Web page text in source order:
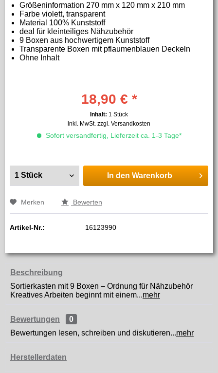
Größeninformation 270 mm x 120 mm x 210 mm
Farbe violett, transparent
Material 100% Kunststoff
deal für kleinteiliges Nähzubehör
9 Boxen aus hochwertigem Kunststoff
Transparente Boxen mit pflaumenblauen Deckeln
Ohne Inhalt
18,90 € *
Inhalt: 1 Stück
inkl. MwSt. zzgl. Versandkosten
Sofort versandfertig, Lieferzeit ca. 1-3 Tage*
In den Warenkorb
Merken Bewerten
Artikel-Nr.: 16123990
Beschreibung
Sortierkasten mit 9 Boxen – Ordnung für Nähzubehör
Kreatives Arbeiten beginnt mit einem...mehr
Bewertungen
0
Bewertungen lesen, schreiben und diskutieren...mehr
Herstellerdaten